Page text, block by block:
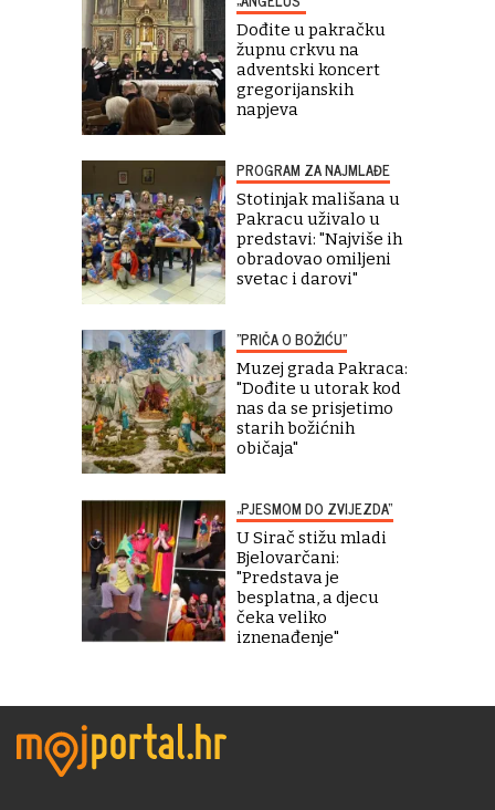
Dođite u pakračku
župnu crkvu na
adventski koncert
gregorijanskih
napjeva
PROGRAM ZA NAJMLAĐE
Stotinjak mališana u
Pakracu uživalo u
predstavi: "Najviše ih
obradovao omiljeni
svetac i darovi"
"PRIČA O BOŽIĆU"
Muzej grada Pakraca:
"Dođite u utorak kod
nas da se prisjetimo
starih božićnih
običaja"
„PJESMOM DO ZVIJEZDA“
U Sirač stižu mladi
Bjelovarčani:
"Predstava je
besplatna, a djecu
čeka veliko
iznenađenje"